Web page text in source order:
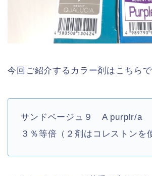
今回ご紹介するカラー剤はこちらで
サンドベージュ９ A purplr/a
３％等倍（２剤はコレストンを